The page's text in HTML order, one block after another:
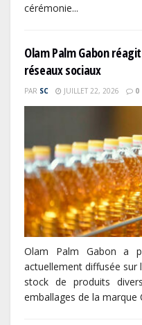
cérémonie...
Olam Palm Gabon
réseaux sociaux
PAR SC JUILLET 22, 2026 0
Olam Palm Gabon a
actuellement diffusée sur
stock de produits
emballages de la marque